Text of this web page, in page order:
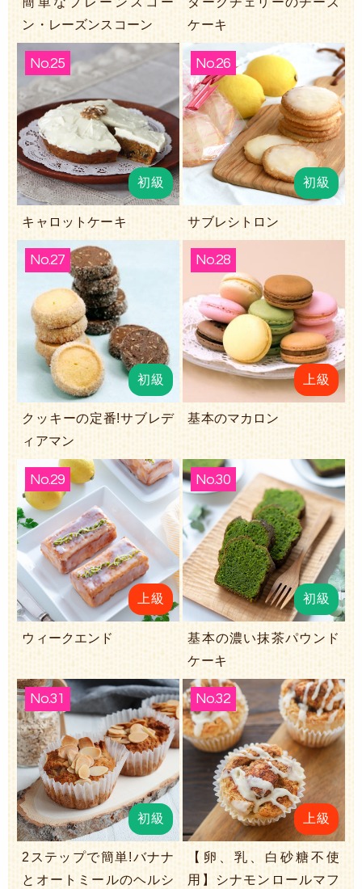
ン・レーズンスコーン
ケーキ
No.25
初級
キャロットケーキ
No.26
初級
サブレシトロン
No.27
初級
クッキーの定番!サブレデ
ィアマン
No.28
上級
基本のマカロン
No.29
上級
ウィークエンド
No.30
初級
基本の濃い抹茶パウンド
ケーキ
No.31
初級
2ステップで簡単!バナナ
とオートミールのヘルシ
No.32
上級
【卵、乳、白砂糖不使
用】シナモンロールマフ